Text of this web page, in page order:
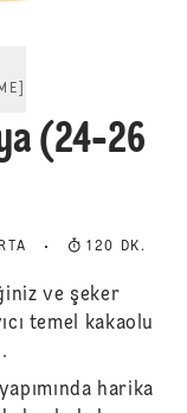
4.5. Click to rate.
(24-26
120 DK.
ve şeker
temel kakaolu
harika